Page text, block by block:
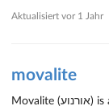
Aktualisiert vor 1 Jahr
movalite
Movalite (אורנוע) is a motion sensitive bling based on an Adafruit